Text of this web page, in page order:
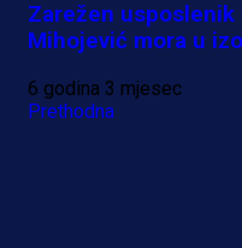
Zarežen usposlenik
Mihojević mora u
6 godina 3 mjesec
Prethodna